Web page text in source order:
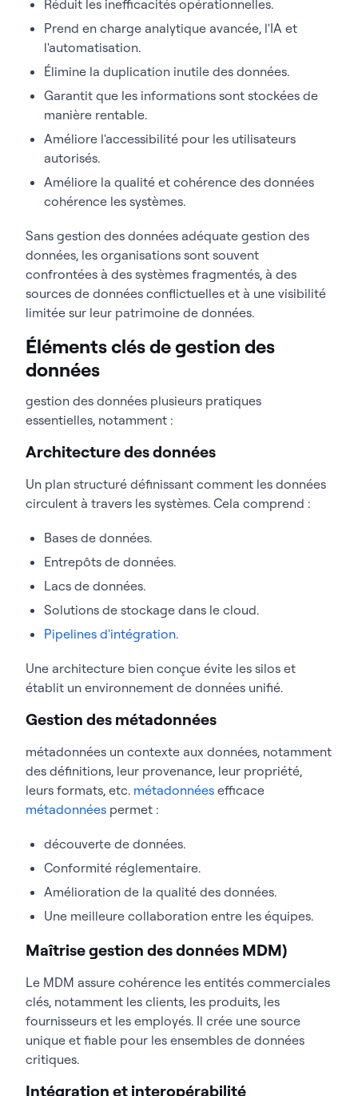
Réduit les inefficacités opérationnelles.
Prend en charge analytique avancée, l'IA et
l'automatisation.
Élimine la duplication inutile des données.
Garantit que les informations sont stockées de
manière rentable.
Améliore l'accessibilité pour les utilisateurs
autorisés.
Améliore la qualité et cohérence des données
cohérence les systèmes.
Sans gestion des données adéquate gestion des
données, les organisations sont souvent
confrontées à des systèmes fragmentés, à des
sources de données conflictuelles et à une visibilité
limitée sur leur patrimoine de données.
Éléments clés de gestion des
données
gestion des données plusieurs pratiques
essentielles, notamment :
Architecture des données
Un plan structuré définissant comment les données
circulent à travers les systèmes. Cela comprend :
Bases de données.
Entrepôts de données.
Lacs de données.
Solutions de stockage dans le cloud.
Pipelines d'intégration.
Une architecture bien conçue évite les silos et
établit un environnement de données unifié.
Gestion des métadonnées
métadonnées un contexte aux données, notamment
des définitions, leur provenance, leur propriété,
leurs formats, etc. métadonnées efficace
métadonnées permet :
découverte de données.
Conformité réglementaire.
Amélioration de la qualité des données.
Une meilleure collaboration entre les équipes.
Maîtrise gestion des données MDM)
Le MDM assure cohérence les entités commerciales
clés, notamment les clients, les produits, les
fournisseurs et les employés. Il crée une source
unique et fiable pour les ensembles de données
critiques.
Intégration et interopérabilité